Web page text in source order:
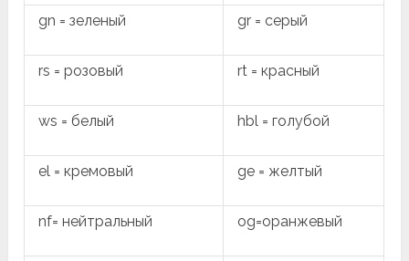
gn = зеленый gr = серый
rs = розовый rt = красный
ws = белый hbl = голубой
el = кремовый ge = желтый
nf= нейтральный og=оранжевый